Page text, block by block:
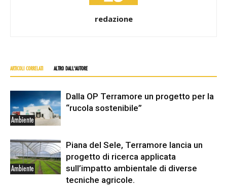
redazione
ARTICOLI CORRELATI ALTRO DALL'AUTORE
Ambiente
Dalla OP Terramore un progetto per la
“rucola sostenibile”
Ambiente
Piana del Sele, Terramore lancia un
progetto di ricerca applicata
sull’impatto ambientale di diverse
tecniche agricole.